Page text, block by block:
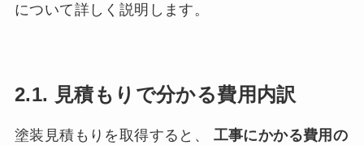
について詳しく説明します。
2.1. 見積もりで分かる費用内訳
塗装見積もりを取得すると、 工事にかかる費用の